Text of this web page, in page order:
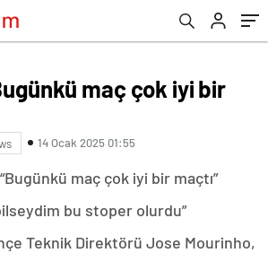
maç çok iyi bir
14 Ocak 2025 01:55
maç çok iyi bir maçtı”
bu stoper olurdu”
Teknik Direktörü Jose Mourinho,